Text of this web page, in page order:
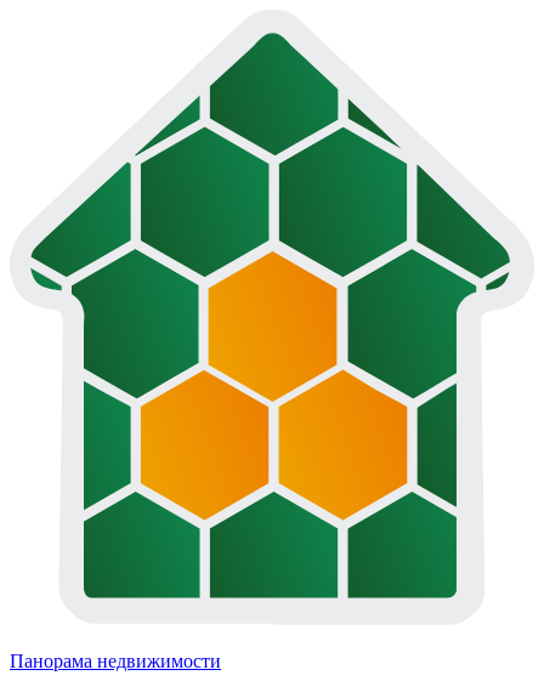
Панорама недвижимости